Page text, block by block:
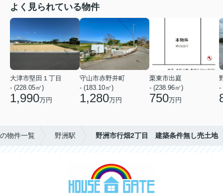
よく見られている物件
大津市堅田１丁目
- (228.05㎡)
1,990万円
守山市赤野井町
- (183.10㎡)
1,280万円
栗東市出庭
- (238.96㎡)
750万円
-
物件一覧 野洲駅 野洲市行畑2丁目 建築条件無し売土地